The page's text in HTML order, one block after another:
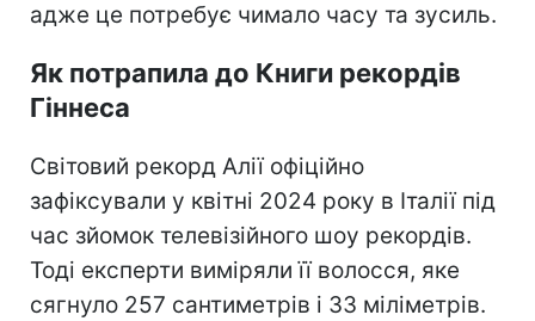
адже це потребує чимало часу та зусиль.
Як потрапила до Книги рекордів
Гіннеса
Світовий рекорд Алії офіційно
зафіксували у квітні 2024 року в Італії під
час зйомок телевізійного шоу рекордів.
Тоді експерти виміряли її волосся, яке
сягнуло 257 сантиметрів і 33 міліметрів.